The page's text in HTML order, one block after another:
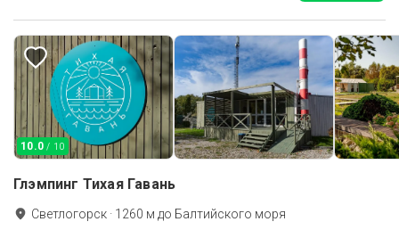
10.0 / 10
Глэмпинг Тихая Гавань
Светлогорск · 1260 м до Балтийского моря